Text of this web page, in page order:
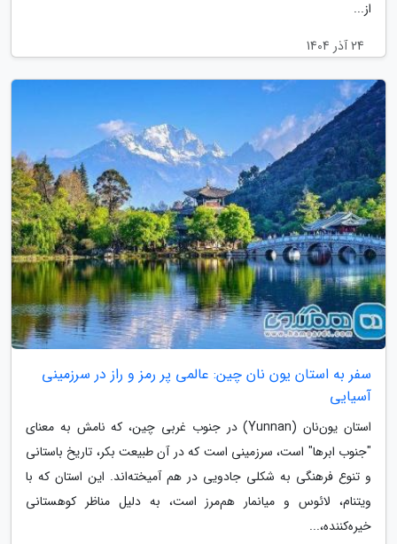
از...
24 آذر 1404
سفر به استان یون نان چین: عالمی پر رمز و راز در سرزمینی
آسیایی
استان یون‌نان (Yunnan) در جنوب غربی چین، که نامش به معنای
"جنوب ابرها" است، سرزمینی است که در آن طبیعت بکر، تاریخ باستانی
و تنوع فرهنگی به شکلی جادویی در هم آمیخته‌اند. این استان که با
ویتنام، لائوس و میانمار هم‌مرز است، به دلیل مناظر کوهستانی
خیره‌کننده،...